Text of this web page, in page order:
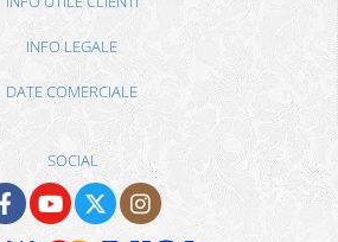
INFO LEGALE
DATE COMERCIALE
SOCIAL